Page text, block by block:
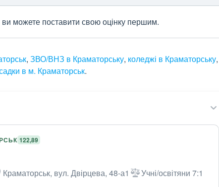
ви можете поставити свою оцінку першим.
, ЗВО/ВНЗ в Краматорську, коледжі в Краматорську,
в м. Краматорськ.
122,89
Краматорськ, вул. Двірцева, 48-а1 Учні/освітяни 7:1